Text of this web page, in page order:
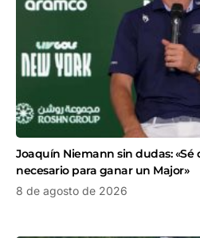
Joaquín Niemann sin dudas:
necesario para ganar un Major»
8 de agosto de 2026